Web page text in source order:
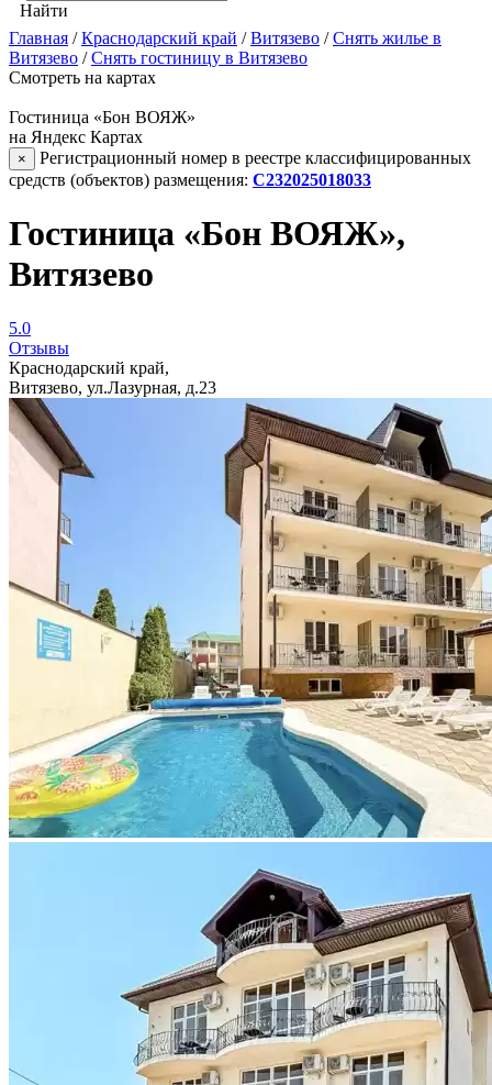
Найти
Главная /Краснодарский край /Витязево /Снять жилье в
Витязево /Снять гостиницу в Витязево
Смотреть на картах
Гостиница «Бон ВОЯЖ»
на Яндекс Картах
×
Регистрационный номер в реестре классифицированных
средств (объектов) размещения: С232025018033
Гостиница «Бон ВОЯЖ»,
Витязево
5.0
Отзывы
Краснодарский край,
Витязево, ул.Лазурная, д.23